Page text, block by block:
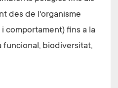
des de l'organisme
comportament) fins a la
biodiversitat,